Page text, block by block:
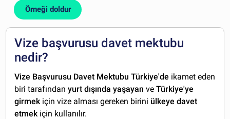
HESABIM
Örneği doldur
Vize başvurusu davet mektubu
nedir?
Vize Başvurusu Davet Mektubu Türkiye'de ikamet eden
biri tarafındanyurt dışında yaşayan veTürkiye'ye
girmekiçin vize alması gereken birini ülkeye davet
etmekiçin kullanılır.